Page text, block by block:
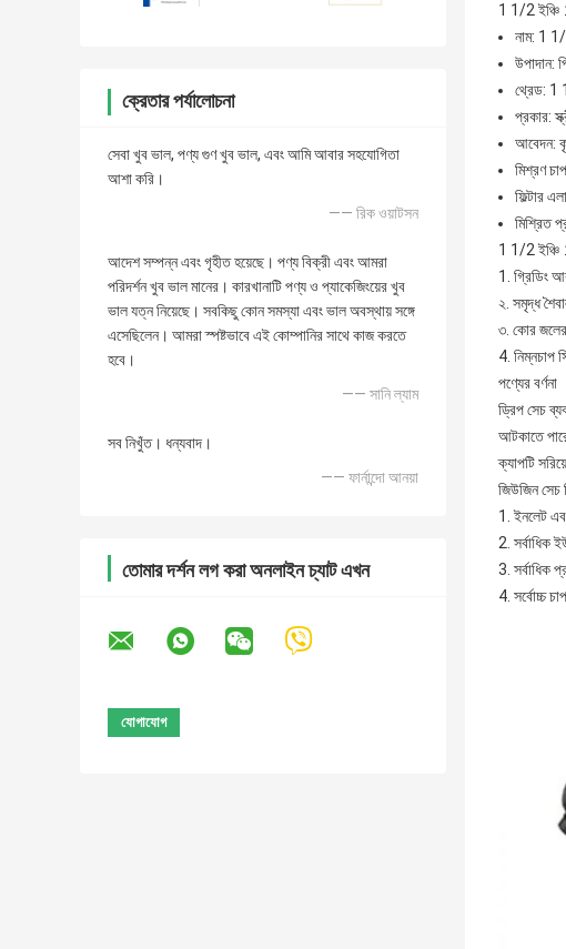
ক্রেতার পর্যালোচনা
সেবা খুব ভাল, পণ্য গুণ খুব ভাল, এবং আমি আবার সহযোগিতা
আশা করি।
—— রিক ওয়াটসন
আদেশ সম্পন্ন এবং গৃহীত হয়েছে। পণ্য বিক্রী এবং আমরা
পরিদর্শন খুব ভাল মানের। কারখানাটি পণ্য ও প্যাকেজিংয়ের খুব
ভাল যত্ন নিয়েছে। সবকিছু কোন সমস্যা এবং ভাল অবস্থায় সঙ্গে
এসেছিলেন। আমরা স্পষ্টভাবে এই কোম্পানির সাথে কাজ করতে
হবে।
—— সানি ল্যাম
সব নিখুঁত। ধন্যবাদ।
—— ফার্নান্দো আনয়া
তোমার দর্শন লগ করা অনলাইন চ্যাট এখন
1 1/2
নাম: 1 1/
উপাদান:
থ্রেড: 1
প্রকার:
আবেদন:
মিশ্রণ
ফিল্টার
মিশ্রিত
1 1/2ইঞ্চি
1. গ্রিডিং
২. সমৃদ্ধ
৩. কোর জলের
4. নিম্নচাপ
পণ্যের বর্ণনা
ড্রিপ সেচ
আটকাতে
ক্যাপটি
জিউজিন সেচ
1. ইনলেট
2. সর্বাধিক
3.
4. সর্বোচ্চ